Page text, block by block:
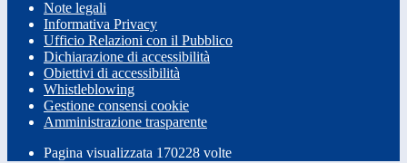
Note legali
Informativa Privacy
Ufficio Relazioni con il Pubblico
Dichiarazione di accessibilità
Obiettivi di accessibilità
Whistleblowing
Gestione consensi cookie
Amministrazione trasparente
Pagina visualizzata 170228 volte